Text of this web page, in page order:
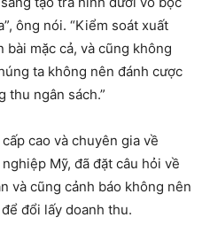
ông nói. “Kiểm soát xuất
bài mặc cả, và cũng không
ta không nên đánh cược
thu ngân sách.”
cao và chuyên gia về
Mỹ, đã đặt câu hỏi về
và cũng cảnh báo không nên
đổi lấy doanh thu.